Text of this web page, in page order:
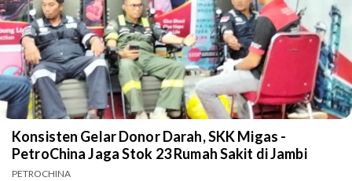
Konsisten Gelar Donor Darah, SKK Migas -
PetroChina Jaga Stok 23 Rumah Sakit di Jambi
PETROCHINA